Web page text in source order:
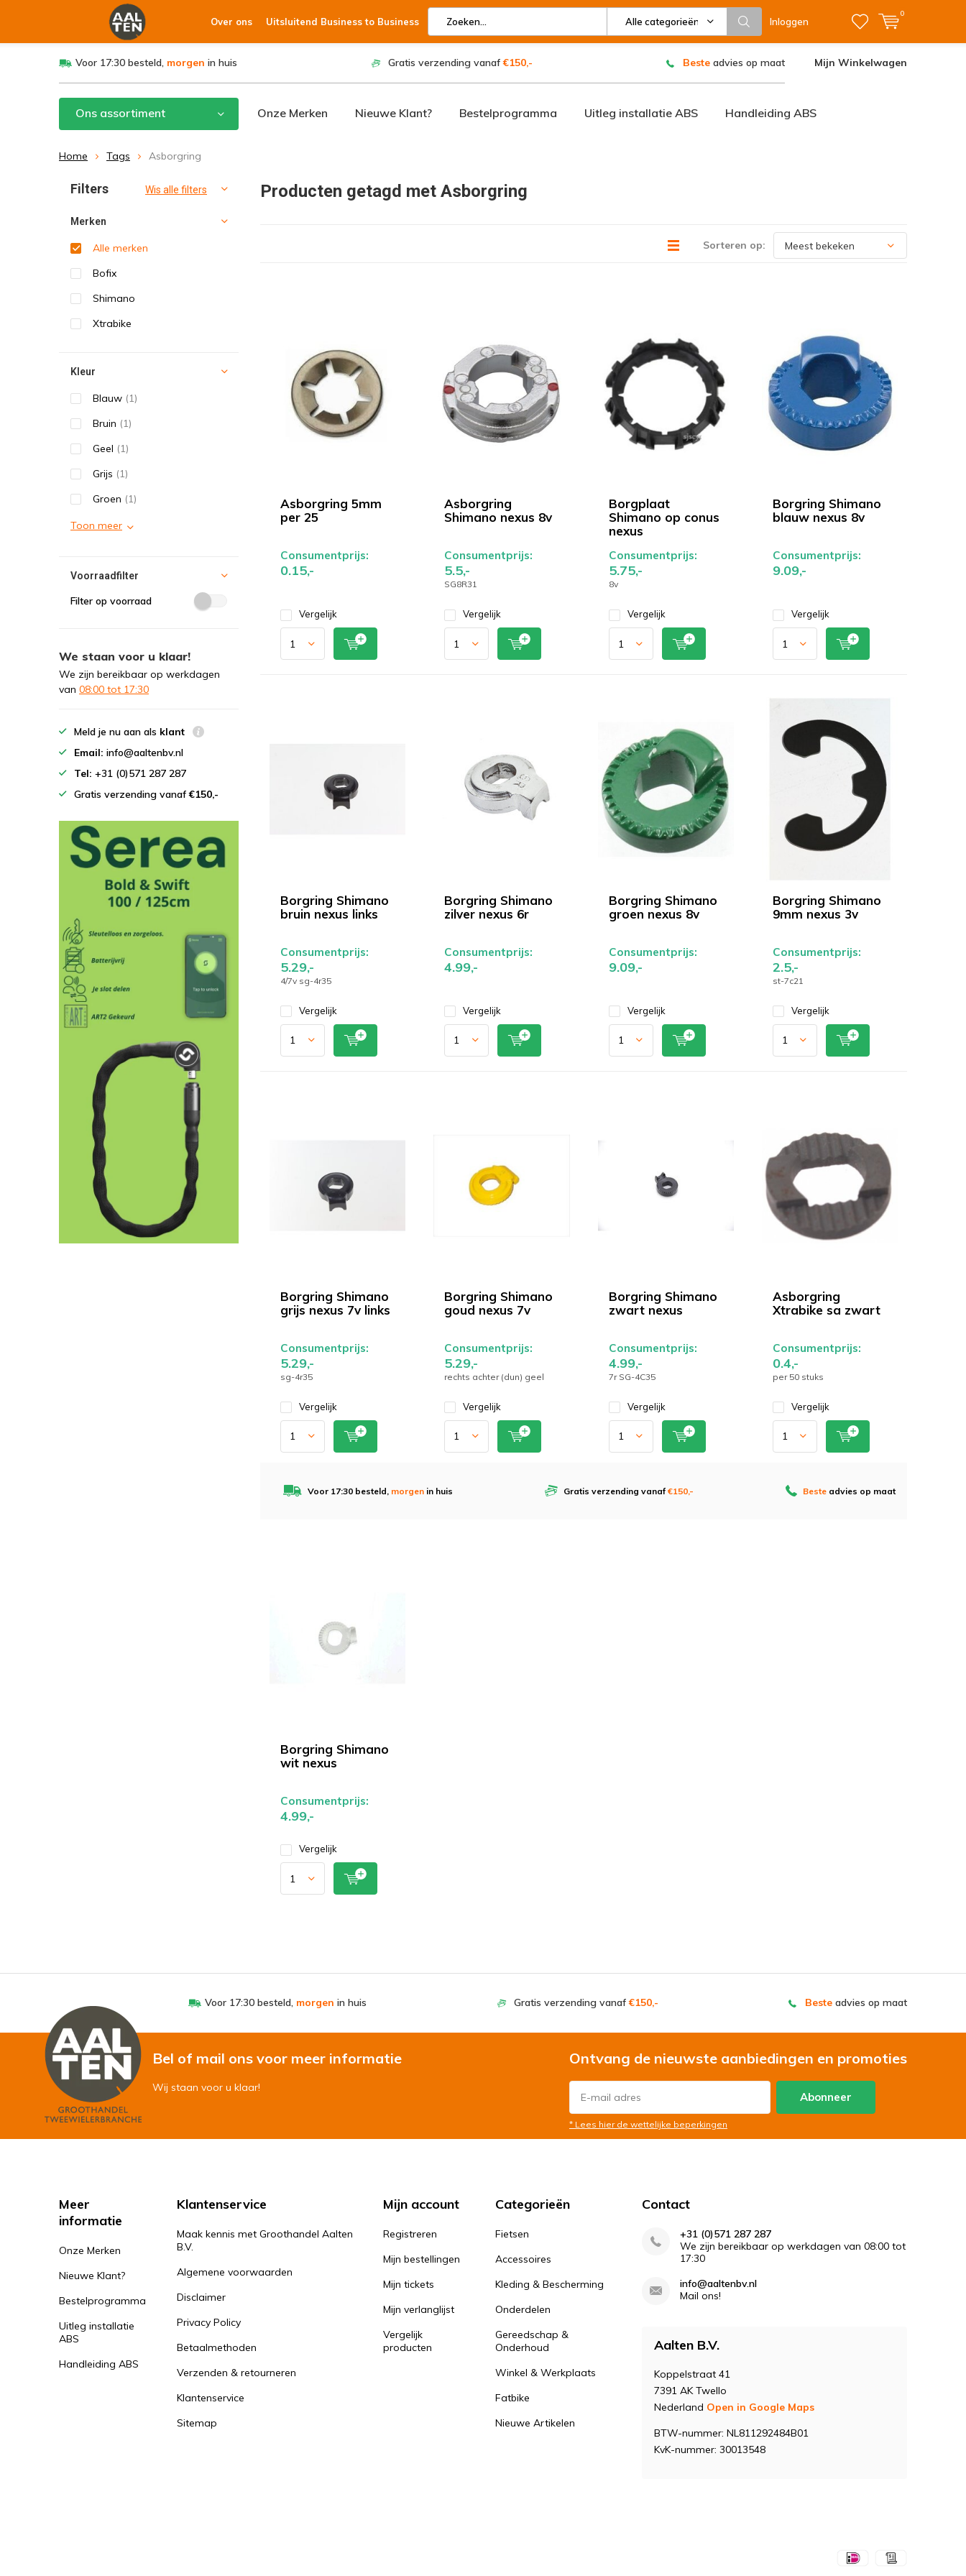
Over ons Uitsluitend Business to Business Alle categorieën Inloggen
0
Voor 17:30 besteld, morgen in huis Gratis verzending vanaf€150,- Beste advies op maat Mijn Winkelwagen
Ons assortiment Onze Merken Nieuwe Klant? Bestelprogramma Uitleg installatie ABS Handleiding ABS
Home Tags Asborgring
Producten getagd met Asborgring
Sorteren op:
Asborgring 5mm
per 25
Consumentprijs:
0.15,-
Vergelijk
Asborgring
Shimano nexus 8v
Consumentprijs:
5.5,-
SG8R31
Vergelijk
Borgplaat
Shimano op conus
nexus
Consumentprijs:
5.75,-
8v
Vergelijk
Borgring Shimano
blauw nexus 8v
Consumentprijs:
9.09,-
Vergelijk
Borgring Shimano
bruin nexus links
Consumentprijs:
5.29,-
4/7v sg-4r35
Vergelijk
Borgring Shimano
zilver nexus 6r
Consumentprijs:
4.99,-
Vergelijk
Borgring Shimano
groen nexus 8v
Consumentprijs:
9.09,-
Vergelijk
Borgring Shimano
9mm nexus 3v
Consumentprijs:
2.5,-
st-7c21
Vergelijk
Borgring Shimano
grijs nexus 7v links
Consumentprijs:
5.29,-
sg-4r35
Vergelijk
Borgring Shimano
goud nexus 7v
Consumentprijs:
5.29,-
rechts achter (dun) geel
Vergelijk
Borgring Shimano
zwart nexus
Consumentprijs:
4.99,-
7r SG-4C35
Vergelijk
Asborgring
Xtrabike sa zwart
Consumentprijs:
0.4,-
per 50 stuks
Vergelijk
Voor 17:30 besteld, morgen in huis Gratis verzending vanaf €150,- Beste advies op maat
Borgring Shimano
wit nexus
Consumentprijs:
4.99,-
Vergelijk
Filters Wis alle filters
Merken
Alle merken
Bofix
Shimano
Xtrabike
Kleur
Blauw (1)
Bruin (1)
Geel (1)
Grijs (1)
Groen (1)
Toon meer
Voorraadfilter
Filter op voorraad
We staan voor u klaar!
We zijn bereikbaar op werkdagen
van 08:00 tot 17:30
Meld je nu aan als klant
Email: info@aaltenbv.nl
Tel: +31 (0)571 287 287
Gratis verzending vanaf€150,-
Voor 17:30 besteld, morgen in huis Gratis verzending vanaf€150,- Beste advies op maat
Bel of mail ons voor meer informatie
Wij staan voor u klaar!
Ontvang de nieuwste aanbiedingen en promoties
Abonneer
* Lees hier de wettelijke beperkingen
Meer
informatie
Onze Merken
Nieuwe Klant?
Bestelprogramma
Uitleg installatie
ABS
Handleiding ABS
Klantenservice
Maak kennis met Groothandel Aalten
B.V.
Algemene voorwaarden
Disclaimer
Privacy Policy
Betaalmethoden
Verzenden & retourneren
Klantenservice
Sitemap
Mijn account
Registreren
Mijn bestellingen
Mijn tickets
Mijn verlanglijst
Vergelijk
producten
Categorieën
Fietsen
Accessoires
Kleding & Bescherming
Onderdelen
Gereedschap &
Onderhoud
Winkel & Werkplaats
Fatbike
Nieuwe Artikelen
Contact
+31 (0)571 287 287
We zijn bereikbaar op werkdagen van 08:00 tot
17:30
info@aaltenbv.nl
Mail ons!
Aalten B.V.
Koppelstraat 41
7391 AK Twello
Nederland Open in Google Maps
BTW-nummer: NL811292484B01
KvK-nummer: 30013548